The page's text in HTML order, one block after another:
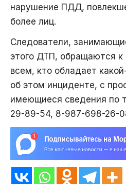
нарушение ПДД,
более лиц.
Следователи,
этого ДТП, обращаются к
всем, кто обладает
об этом инциденте, с
имеющиеся сведения по
29-89-54, 8-987-698-26-